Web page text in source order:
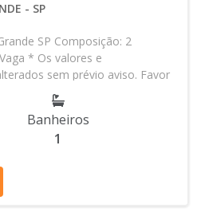
- SP
SP Composição: 2
* Os valores e
sem prévio aviso. Favor
com nossa equipe
Banheiros
1